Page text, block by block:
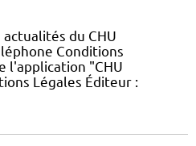
du CHU
Conditions
l'application "CHU
Légales Éditeur :